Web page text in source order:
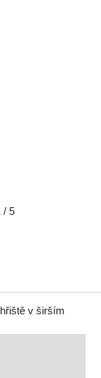
/ 5
v širším